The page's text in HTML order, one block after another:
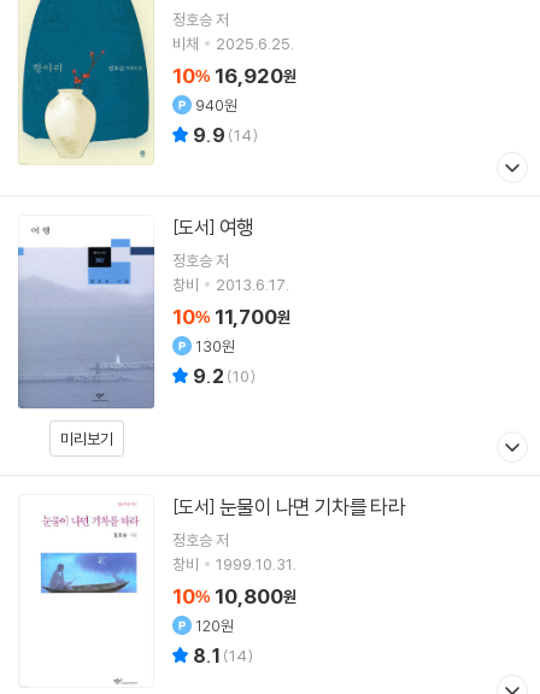
정호승저
비채
2025.6.25.
10% 16,920원
940원
9.9 (14)
미리보기
[도서] 여행
정호승저
창비
2013.6.17.
10% 11,700원
130원
9.2 (10)
[도서] 눈물이 나면 기차를 타라
정호승저
창비
1999.10.31.
10% 10,800원
120원
8.1 (14)